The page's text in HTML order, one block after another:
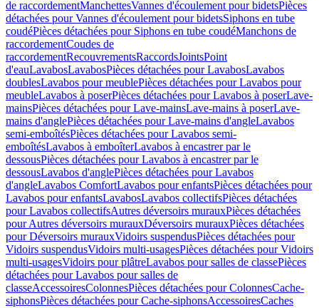
de raccordementManchettesVannes d'écoulement pour bidetsPièces
détachées pour Vannes d'écoulement pour bidetsSiphons en tube
coudéPièces détachées pour Siphons en tube coudéManchons de
raccordementCoudes de
raccordementRecouvrementsRaccordsJointsPoint
d'eauLavabosLavabosPièces détachées pour LavabosLavabos
doublesLavabos pour meublePièces détachées pour Lavabos pour
meubleLavabos à poserPièces détachées pour Lavabos à poserLave-
mainsPièces détachées pour Lave-mainsLave-mains à poserLave-
mains d'anglePièces détachées pour Lave-mains d'angleLavabos
semi-emboîtésPièces détachées pour Lavabos semi-
emboîtésLavabos à emboîterLavabos à encastrer par le
dessousPièces détachées pour Lavabos à encastrer par le
dessousLavabos d'anglePièces détachées pour Lavabos
d'angleLavabos ComfortLavabos pour enfantsPièces détachées pour
Lavabos pour enfantsLavabosLavabos collectifsPièces détachées
pour Lavabos collectifsAutres déversoirs murauxPièces détachées
pour Autres déversoirs murauxDéversoirs murauxPièces détachées
pour Déversoirs murauxVidoirs suspendusPièces détachées pour
Vidoirs suspendusVidoirs multi-usagesPièces détachées pour Vidoirs
multi-usagesVidoirs pour plâtreLavabos pour salles de classePièces
détachées pour Lavabos pour salles de
classeAccessoiresColonnesPièces détachées pour ColonnesCache-
siphonsPièces détachées pour Cache-siphonsAccessoiresCaches